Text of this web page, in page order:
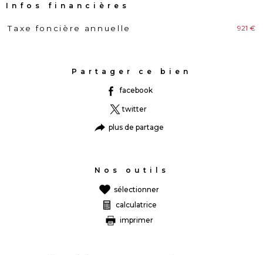
Infos financières
Caractéristiques Valeurs
Taxe foncière annuelle 921 €
Partager ce bien
facebook
twitter
plus de partage
Nos outils
sélectionner
calculatrice
imprimer